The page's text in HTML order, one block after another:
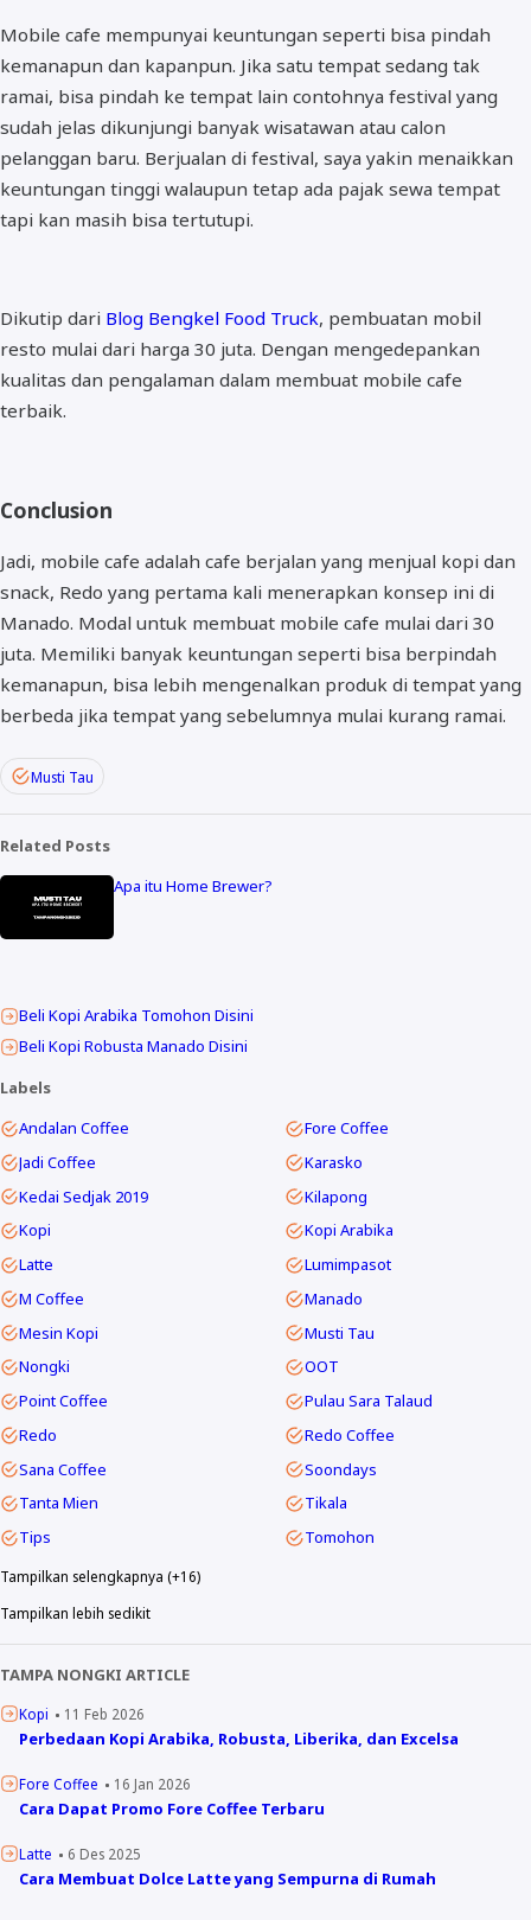
Mobile cafe mempunyai keuntungan seperti bisa pindah
kemanapun dan kapanpun. Jika satu tempat sedang tak
ramai, bisa pindah ke tempat lain contohnya festival yang
sudah jelas dikunjungi banyak wisatawan atau calon
pelanggan baru. Berjualan di festival, saya yakin menaikkan
keuntungan tinggi walaupun tetap ada pajak sewa tempat
tapi kan masih bisa tertutupi.
Dikutip dari Blog Bengkel Food Truck, pembuatan mobil
resto mulai dari harga 30 juta. Dengan mengedepankan
kualitas dan pengalaman dalam membuat mobile cafe
terbaik.
Conclusion
Jadi, mobile cafe adalah cafe berjalan yang menjual kopi dan
snack, Redo yang pertama kali menerapkan konsep ini di
Manado. Modal untuk membuat mobile cafe mulai dari 30
juta. Memiliki banyak keuntungan seperti bisa berpindah
kemanapun, bisa lebih mengenalkan produk di tempat yang
berbeda jika tempat yang sebelumnya mulai kurang ramai.
Musti Tau
Related Posts
Apa itu Home Brewer?
Beli Kopi Arabika Tomohon Disini
Beli Kopi Robusta Manado Disini
Labels
Andalan Coffee
Fore Coffee
Jadi Coffee
Karasko
Kedai Sedjak 2019
Kilapong
Kopi
Kopi Arabika
Latte
Lumimpasot
M Coffee
Manado
Mesin Kopi
Musti Tau
Nongki
OOT
Point Coffee
Pulau Sara Talaud
Redo
Redo Coffee
Sana Coffee
Soondays
Tanta Mien
Tikala
Tips
Tomohon
Tampilkan selengkapnya (+16)
Tampilkan lebih sedikit
TAMPA NONGKI ARTICLE
Kopi 11 Feb 2026
Perbedaan Kopi Arabika, Robusta, Liberika, dan Excelsa
Fore Coffee 16 Jan 2026
Cara Dapat Promo Fore Coffee Terbaru
Latte 6 Des 2025
Cara Membuat Dolce Latte yang Sempurna di Rumah